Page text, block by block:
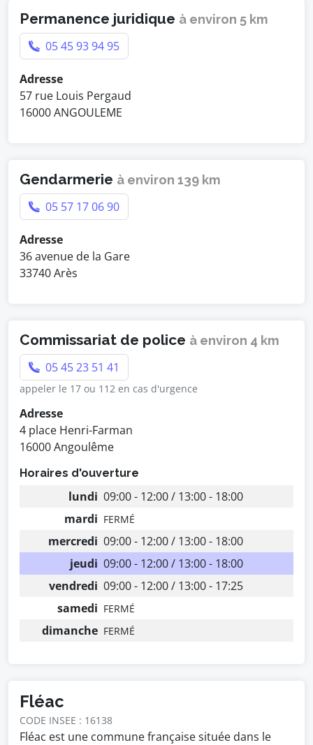
Permanence juridique à environ 5 km
05 45 93 94 95
Adresse
57 rue Louis Pergaud
16000 ANGOULEME
Gendarmerie à environ 139 km
05 57 17 06 90
Adresse
36 avenue de la Gare
33740 Arès
Commissariat de police à environ 4 km
05 45 23 51 41
appeler le 17 ou 112 en cas d'urgence
Adresse
4 place Henri-Farman
16000 Angoulême
Horaires d'ouverture
lundi 09:00 - 12:00 / 13:00 - 18:00
mardi FERMÉ
mercredi 09:00 - 12:00 / 13:00 - 18:00
jeudi 09:00 - 12:00 / 13:00 - 18:00
vendredi 09:00 - 12:00 / 13:00 - 17:25
samedi FERMÉ
dimanche FERMÉ
Fléac
CODE INSEE : 16138
Fléac est une commune française située dans le